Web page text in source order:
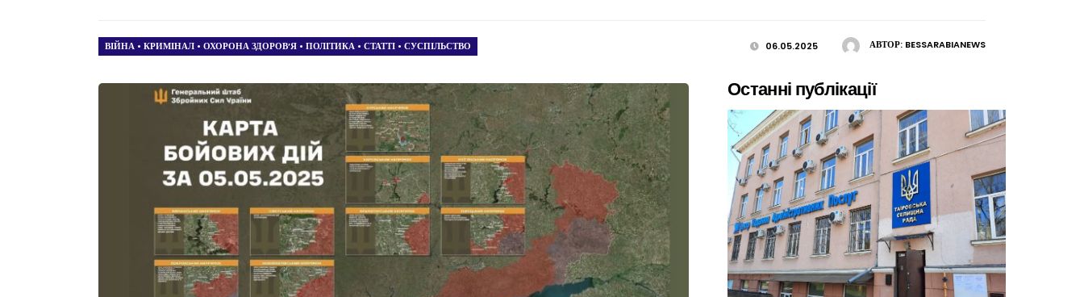
АВТОР: BESSARABIANEWS
06.05.2025
ВІЙНА • КРИМІНАЛ • ОХОРОНА ЗДОРОВ’Я • ПОЛІТИКА • СТАТТІ • СУСПІЛЬСТВО
Останні публікації